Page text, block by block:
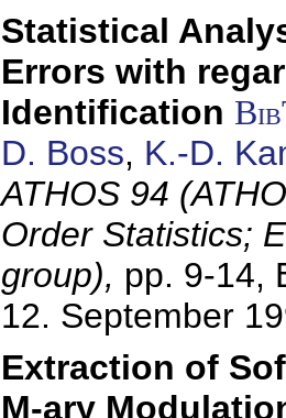
Statistical
Errors with
Identification
D. Boss, K.-D.
ATHOS 94
Order Statistics;
group), pp. 9-14,
12. September
Extraction of
M-ary